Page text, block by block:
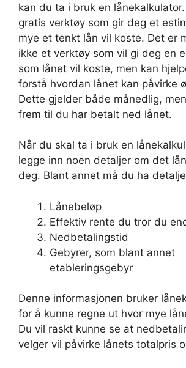
kan du ta i bruk en
gratis verktøy som gir deg et
mye et tenkt lån vil koste. Det er
ikke et verktøy som vil gi deg en
som lånet vil koste, men kan
forstå hvordan lånet kan påvirke
Dette gjelder både månedlig,
frem til du har betalt ned lånet.
Når du skal ta i bruk en
legge inn noen detaljer om det
deg. Blant annet må du ha
Lånebeløp
Effektiv rente du tror du
Nedbetalingstid
Gebyrer, som blant annet
etableringsgebyr
Denne informasjonen bruker
for å kunne regne ut hvor mye
Du vil raskt kunne se at
velger vil påvirke lånets totalpris